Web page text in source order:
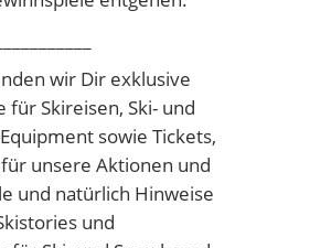
wir Dir exklusive
für Skireisen, Ski- und
sowie Tickets,
unsere Aktionen und
und natürlich Hinweise
und